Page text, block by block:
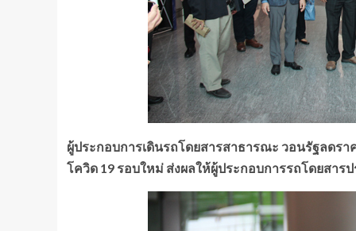
ผู้ประกอบการเดินรถโดยสารสาธารณะ วอนรัฐลดร
โควิด 19 รอบใหม่ ส่งผลให้ผู้ประกอบการรถโดยสา